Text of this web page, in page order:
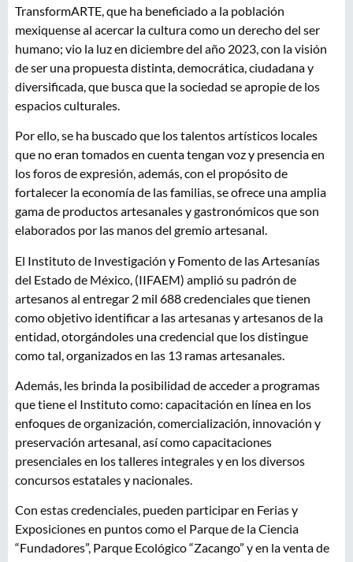
TransformARTE, que ha beneficiado a la población
mexiquense al acercar la cultura como un derecho del ser
humano; vio la luz en diciembre del año 2023, con la visión
de ser una propuesta distinta, democrática, ciudadana y
diversificada, que busca que la sociedad se apropie de los
espacios culturales.
Por ello, se ha buscado que los talentos artísticos locales
que no eran tomados en cuenta tengan voz y presencia en
los foros de expresión, además, con el propósito de
fortalecer la economía de las familias, se ofrece una amplia
gama de productos artesanales y gastronómicos que son
elaborados por las manos del gremio artesanal.
El Instituto de Investigación y Fomento de las Artesanías
del Estado de México, (IIFAEM) amplió su padrón de
artesanos al entregar 2 mil 688 credenciales que tienen
como objetivo identificar a las artesanas y artesanos de la
entidad, otorgándoles una credencial que los distingue
como tal, organizados en las 13 ramas artesanales.
Además, les brinda la posibilidad de acceder a programas
que tiene el Instituto como: capacitación en línea en los
enfoques de organización, comercialización, innovación y
preservación artesanal, así como capacitaciones
presenciales en los talleres integrales y en los diversos
concursos estatales y nacionales.
Con estas credenciales, pueden participar en Ferias y
Exposiciones en puntos como el Parque de la Ciencia
“Fundadores”, Parque Ecológico “Zacango” y en la venta de